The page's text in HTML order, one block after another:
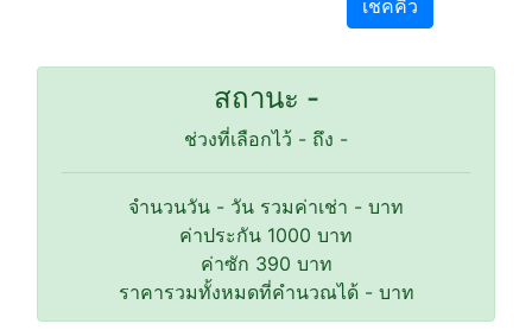
เช็คคิว
สถานะ -
ช่วงที่เลือกไว้ - ถึง -
จำนวนวัน - วัน รวมค่าเช่า - บาท
ค่าประกัน 1000 บาท
ค่าซัก 390 บาท
ราคารวมทั้งหมดที่คำนวณได้ -บาท